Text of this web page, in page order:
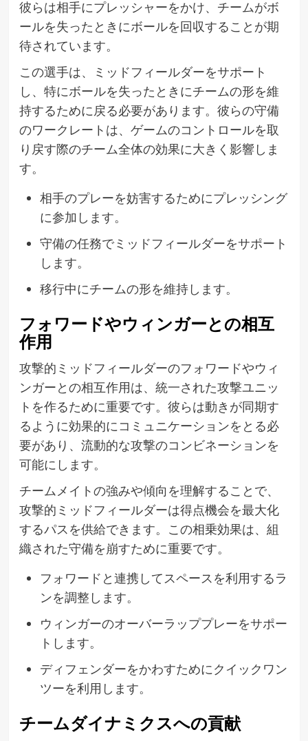
彼らは相手にプレッシャーをかけ、チームがボ
ールを失ったときにボールを回収することが期
待されています。
この選手は、ミッドフィールダーをサポート
し、特にボールを失ったときにチームの形を維
持するために戻る必要があります。彼らの守備
のワークレートは、ゲームのコントロールを取
り戻す際のチーム全体の効果に大きく影響しま
す。
相手のプレーを妨害するためにプレッシング
に参加します。
守備の任務でミッドフィールダーをサポート
します。
移行中にチームの形を維持します。
フォワードやウィンガーとの相互
作用
攻撃的ミッドフィールダーのフォワードやウィ
ンガーとの相互作用は、統一された攻撃ユニッ
トを作るために重要です。彼らは動きが同期す
るように効果的にコミュニケーションをとる必
要があり、流動的な攻撃のコンビネーションを
可能にします。
チームメイトの強みや傾向を理解することで、
攻撃的ミッドフィールダーは得点機会を最大化
するパスを供給できます。この相乗効果は、組
織された守備を崩すために重要です。
フォワードと連携してスペースを利用するラ
ンを調整します。
ウィンガーのオーバーラッププレーをサポー
トします。
ディフェンダーをかわすためにクイックワン
ツーを利用します。
チームダイナミクスへの貢献